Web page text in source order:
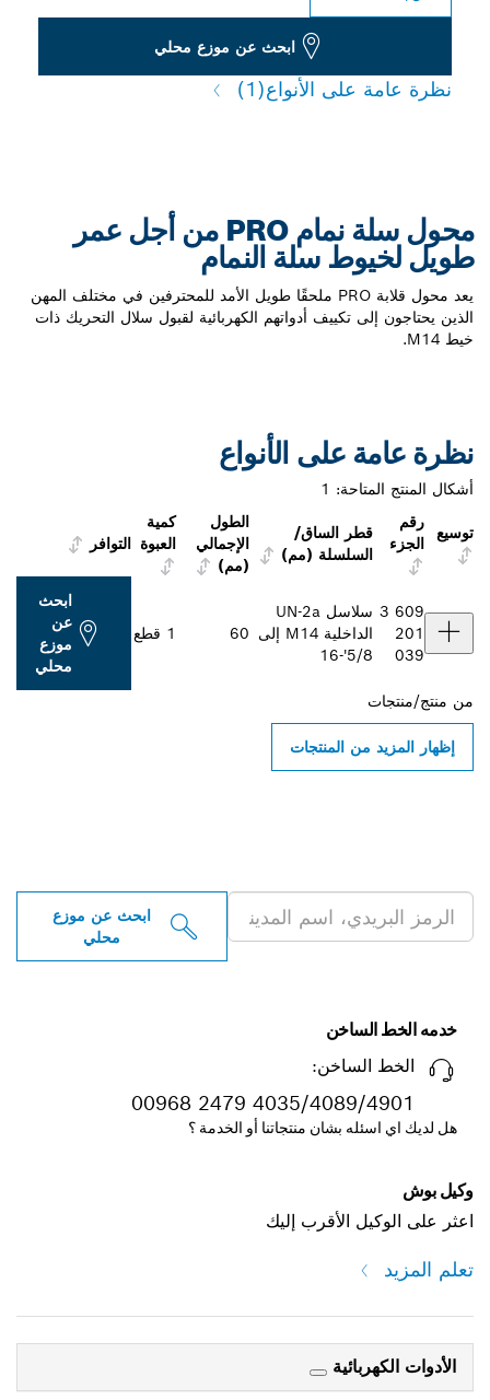
ابحث عن موزع محلي
نظرة عامة على الأنواع(1)
محول سلة نمام PRO من أجل عمر
طويل لخيوط سلة النمام
يعد محول قلابة PRO ملحقًا طويل الأمد للمحترفين في مختلف المهن
الذين يحتاجون إلى تكييف أدواتهم الكهربائية لقبول سلال التحريك ذات
خيط M14.
نظرة عامة على الأنواع
أشكال المنتج المتاحة: 1
توسيع
رقم
الجزء
قطر الساق/
السلسلة (مم)
الطول
الإجمالي
(مم)
كمية
العبوة التوافر
3 609
201
039
سلاسل UN-2a
الداخلية M14 إلى
5/8'-16
60 1 قطع
ابحث
عن
موزع
محلي
من منتج/منتجات
إظهار المزيد من المنتجات
ابحث عن موزع
محلي
خدمه الخط الساخن
الخط الساخن:
00968 2479 4035/4089/4901
هل لديك اي اسئله بشان منتجاتنا أو الخدمة ؟
وكيل بوش
اعثر على الوكيل الأقرب إليك
تعلم المزيد
الأدوات الكهربائية